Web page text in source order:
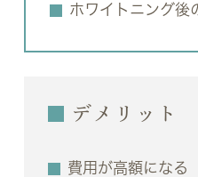
ホワイトニング後
デメリット
費用が高額になる